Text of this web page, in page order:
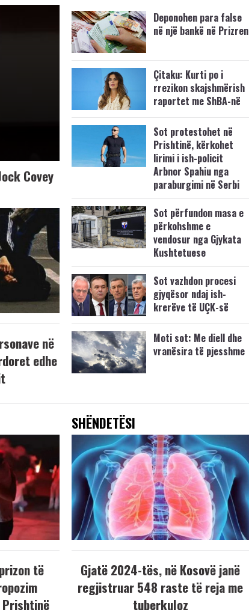
Covey
në
edhe
Deponohen para false
në një bankë në Prizren
Çitaku: Kurti po i
rrezikon skajshmërish
raportet me ShBA-në
Sot protestohet në
Prishtinë, kërkohet
lirimi i ish-policit
Arbnor Spahiu nga
paraburgimi në Serbi
Sot përfundon masa e
përkohshme e
vendosur nga Gjykata
Kushtetuese
Sot vazhdon procesi
gjyqësor ndaj ish-
krerëve të UÇK-së
Moti sot: Me diell dhe
vranësira të pjesshme
të
SHËNDETËSI
Gjatë 2024-tës, në Kosovë janë
regjistruar 548 raste të reja me
tuberkuloz